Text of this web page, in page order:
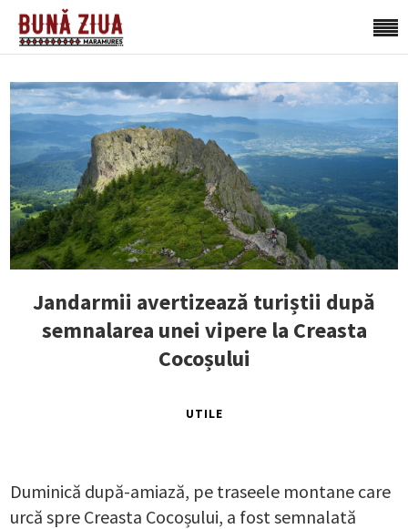
Jandarmii avertizează turiștii după
semnalarea unei vipere la Creasta
Cocoșului
UTILE
Duminică după-amiază, pe traseele montane care
urcă spre Creasta Cocoșului, a fost semnalată